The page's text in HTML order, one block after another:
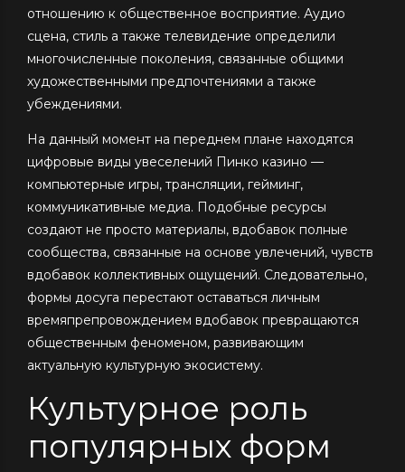
отношению к общественное восприятие. Аудио
сцена, стиль а также телевидение определили
многочисленные поколения, связанные общими
художественными предпочтениями а также
убеждениями.
На данный момент на переднем плане находятся
цифровые виды увеселений Пинко казино —
компьютерные игры, трансляции, гейминг,
коммуникативные медиа. Подобные ресурсы
создают не просто материалы, вдобавок полные
сообщества, связанные на основе увлечений, чувств
вдобавок коллективных ощущений. Следовательно,
формы досуга перестают оставаться личным
времяпрепровождением вдобавок превращаются
общественным феноменом, развивающим
актуальную культурную экосистему.
Культурное роль
популярных форм